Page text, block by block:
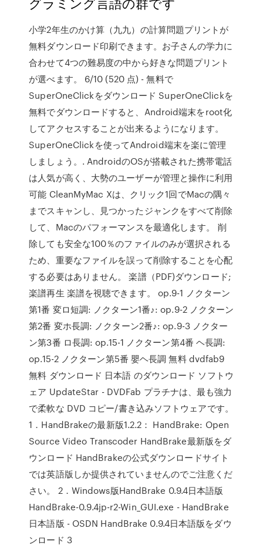
小学2年生のかけ算（九九）の計算問題プリントが
無料ダウンロード印刷できます。お子さんの学力に
合わせて4つの難易度の中から好きな問題プリント
が選べます。 6/10 (520 点) - 無料で
SuperOneClickをダウンロード SuperOneClickを
無料でダウンロードすると、Android端末をroot化
してアクセスすることが出来るようになります。
SuperOneClickを使ってAndroid端末を楽に管理
しましょう。. AndroidのOSが搭載された携帯電話
は人気が高く、大勢のユーザーが管理と操作に利用
可能 CleanMyMac Xは、クリック1回でMacの隅々
までスキャンし、見つかったジャンクをすべて削除
して、Macのパフォーマンスを最適化します。 削
除しても安全な100％のファイルのみが選択される
ため、重要なファイルを誤って削除することを心配
する必要はありません。 楽譜（PDF)ダウンロード;
楽譜再生 楽譜を視聴できます。 op.9-1 ノクターン
第1番 変ロ短調: ノクターン1番♪: op.9-2 ノクターン
第2番 変ホ長調: ノクターン2番♪: op.9-3 ノクター
ン第3番 ロ長調: op.15-1 ノクターン第4番 ヘ長調:
op.15-2 ノクターン第5番 嬰ヘ長調 無料 dvdfab9
無料 ダウンロード 日本語 のダウンロード ソフトウ
ェア UpdateStar - DVDFab プラチナは、最も強力
で柔軟な DVD コピー/書き込みソフトウェアです。
1．HandBrakeの最新版1.2.2： HandBrake: Open
Source Video Transcoder HandBrake最新版をダ
ウンロード HandBrakeの公式ダウンロードサイト
では英語版しか提供されていませんのでご注意くだ
さい。 2．Windows版HandBrake 0.9.4日本語版
HandBrake-0.9.4jp-r2-Win_GUI.exe - HandBrake
日本語版 - OSDN HandBrake 0.9.4日本語版をダウ
ンロード 3